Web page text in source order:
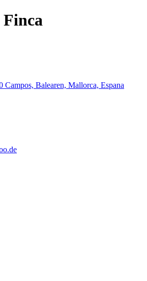
Finca
Balearen, Mallorca, Espana